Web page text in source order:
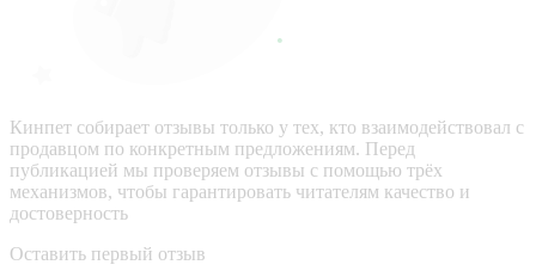
Кинпет собирает отзывы только у тех, кто взаимодействовал с
продавцом по конкретным предложениям. Перед
публикацией мы проверяем отзывы с помощью трёх
механизмов, чтобы гарантировать читателям качество и
достоверность
Оставить первый отзыв